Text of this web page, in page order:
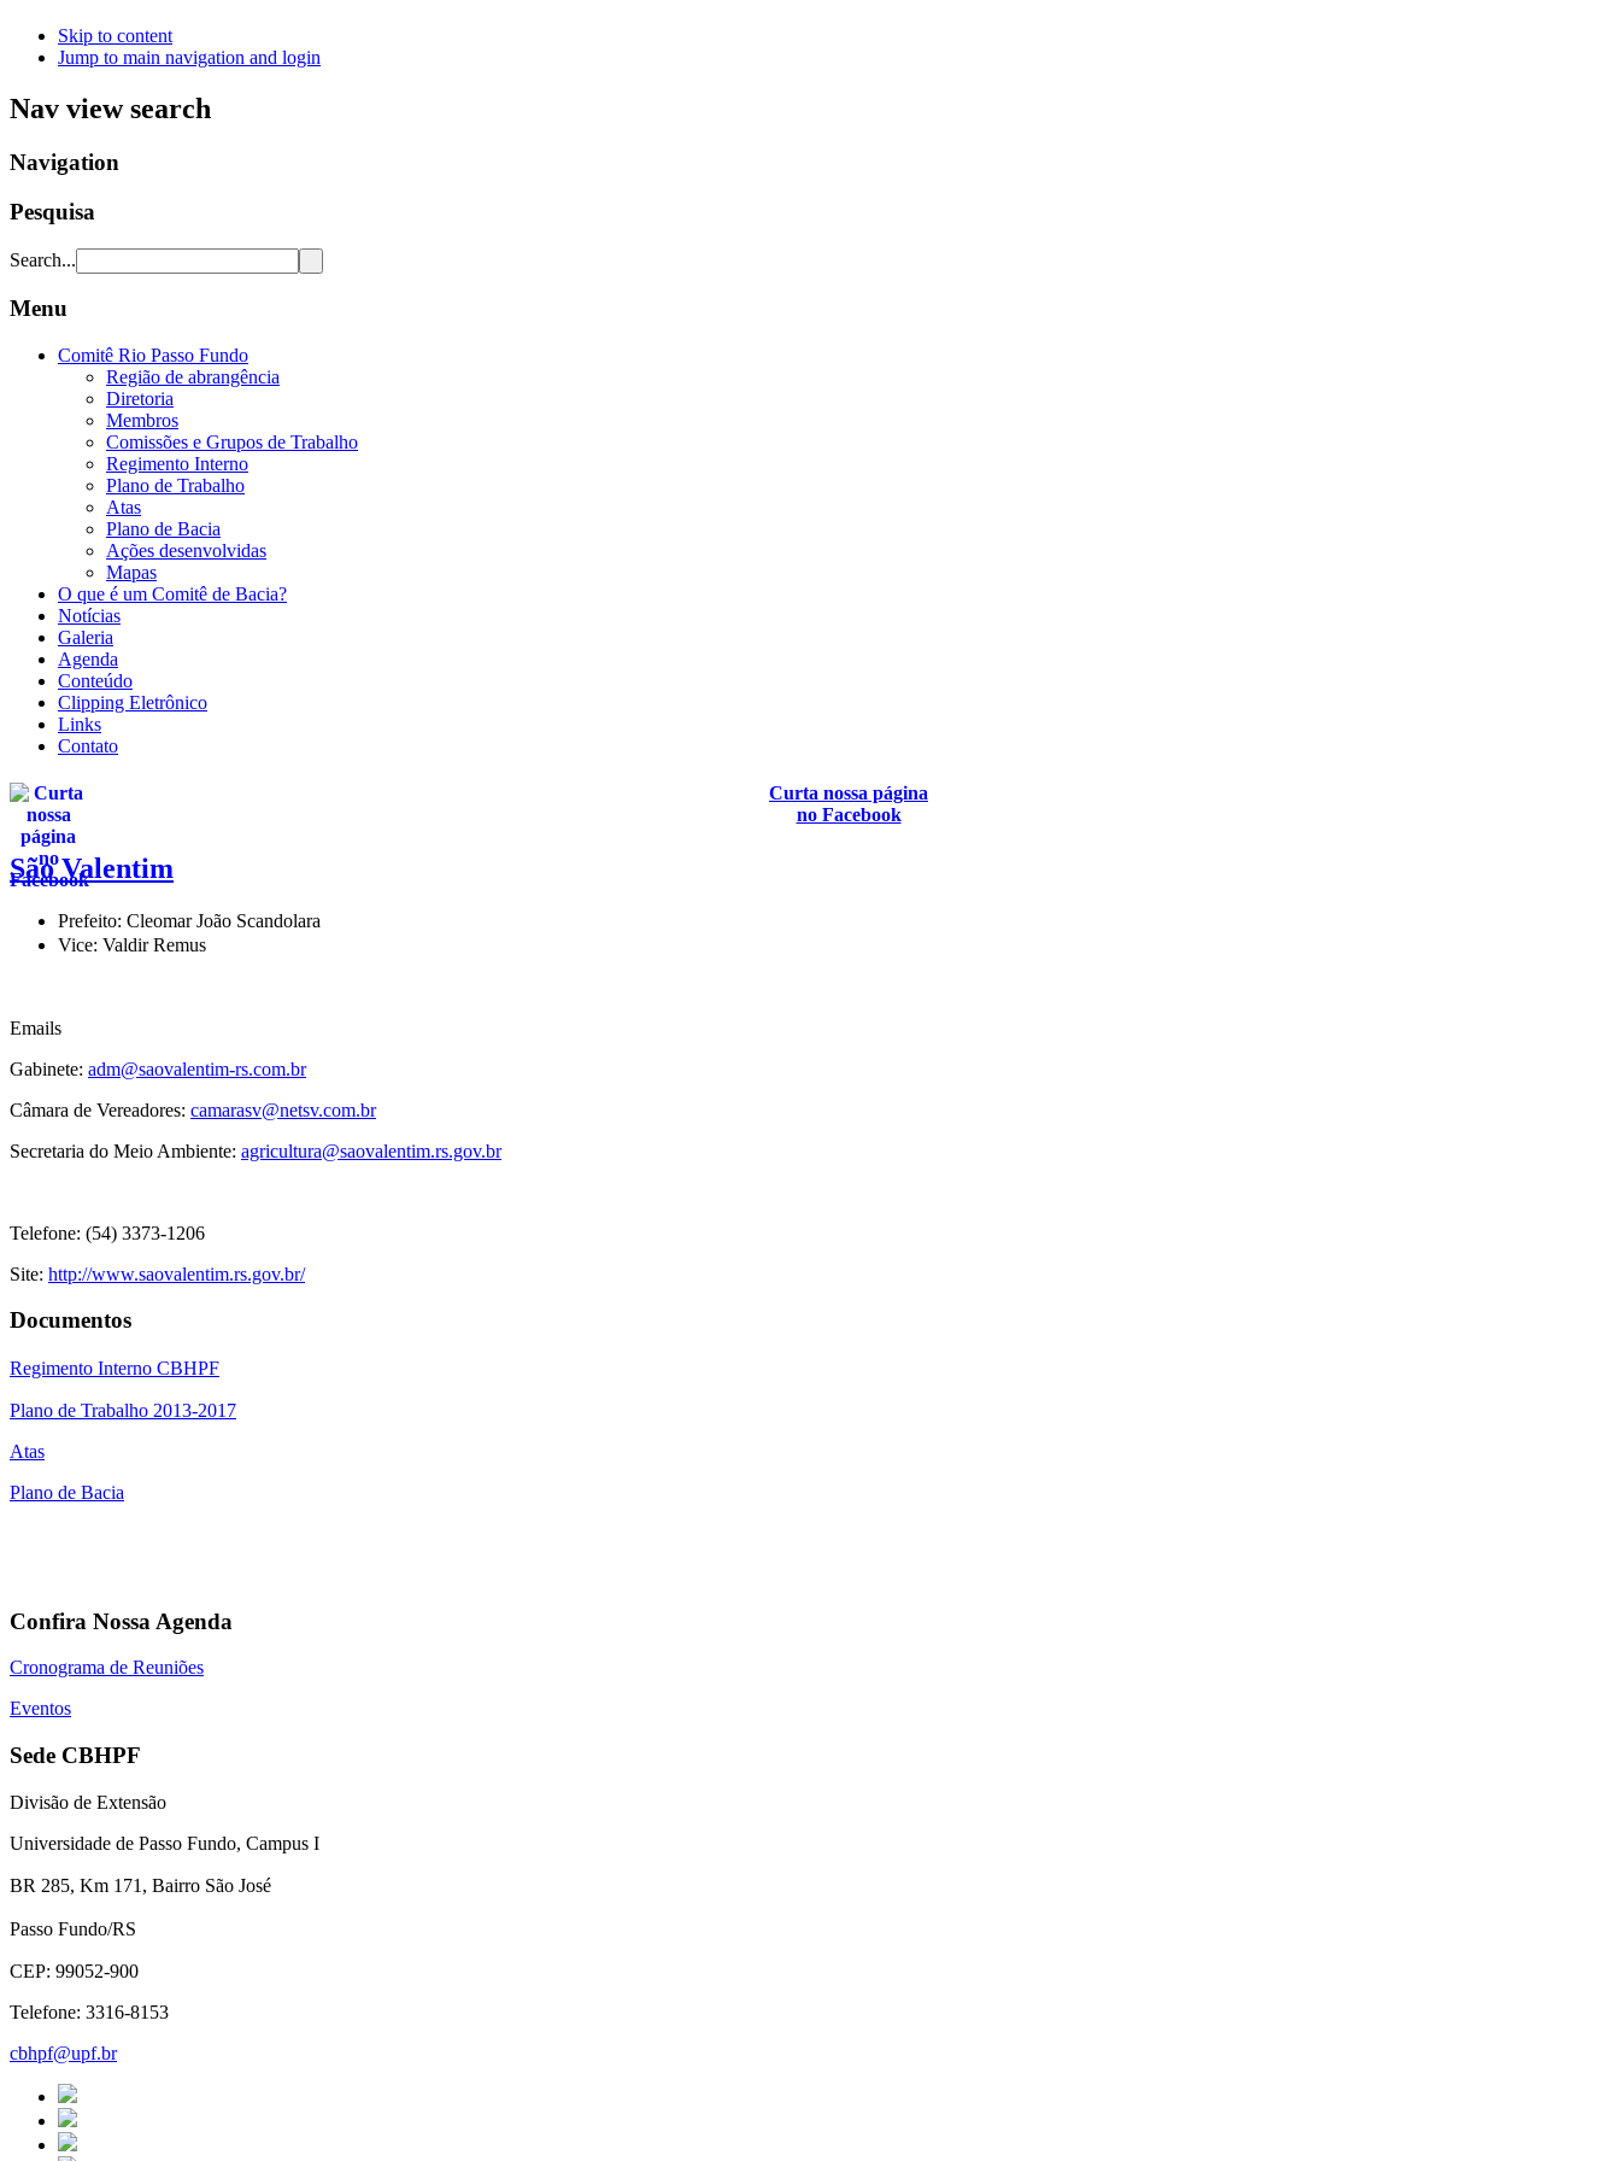
Skip to content
Jump to main navigation and login
Nav view search
Navigation
Pesquisa
Search...
Menu
Comitê Rio Passo Fundo
Região de abrangência
Diretoria
Membros
Comissões e Grupos de Trabalho
Regimento Interno
Plano de Trabalho
Atas
Plano de Bacia
Ações desenvolvidas
Mapas
O que é um Comitê de Bacia?
Notícias
Galeria
Agenda
Conteúdo
Clipping Eletrônico
Links
Contato
Curta nossa página
no Facebook
São Valentim
Prefeito: Cleomar João Scandolara
Vice: Valdir Remus
Emails
Gabinete: adm@saovalentim-rs.com.br
Câmara de Vereadores: camarasv@netsv.com.br
Secretaria do Meio Ambiente: agricultura@saovalentim.rs.gov.br
Telefone: (54) 3373-1206
Site: http://www.saovalentim.rs.gov.br/
Documentos
Regimento Interno CBHPF
Plano de Trabalho 2013-2017
Atas
Plano de Bacia
Confira Nossa Agenda
Cronograma de Reuniões
Eventos
Sede CBHPF
Divisão de Extensão
Universidade de Passo Fundo, Campus I
BR 285, Km 171, Bairro São José
Passo Fundo/RS
CEP: 99052-900
Telefone: 3316-8153
cbhpf@upf.br